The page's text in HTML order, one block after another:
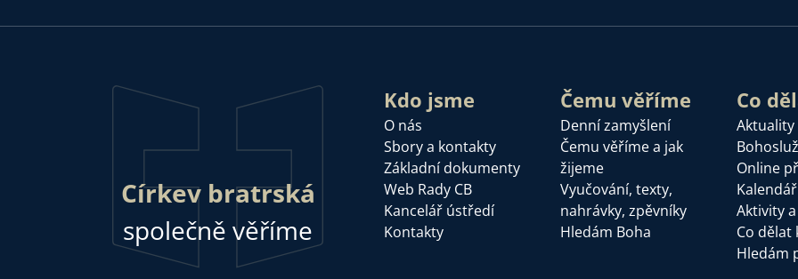
Církev bratrská
společně věříme
Kdo jsme
O nás
Sbory a kontakty
Základní dokumenty
Web Rady CB
Kancelář ústředí
Kontakty
Čemu věříme
Denní zamyšlení
Čemu věříme a jak
žijeme
Vyučování, texty,
nahrávky, zpěvníky
Hledám Boha
Co
Aktuality
Online
Aktivity
Co dělat
Hledám